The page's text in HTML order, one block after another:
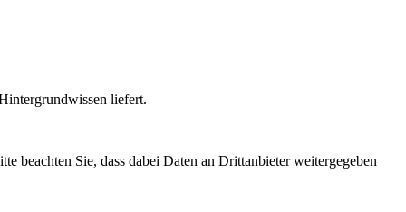
liefert.
beachten Sie, dass dabei Daten an Drittanbieter weitergegeben